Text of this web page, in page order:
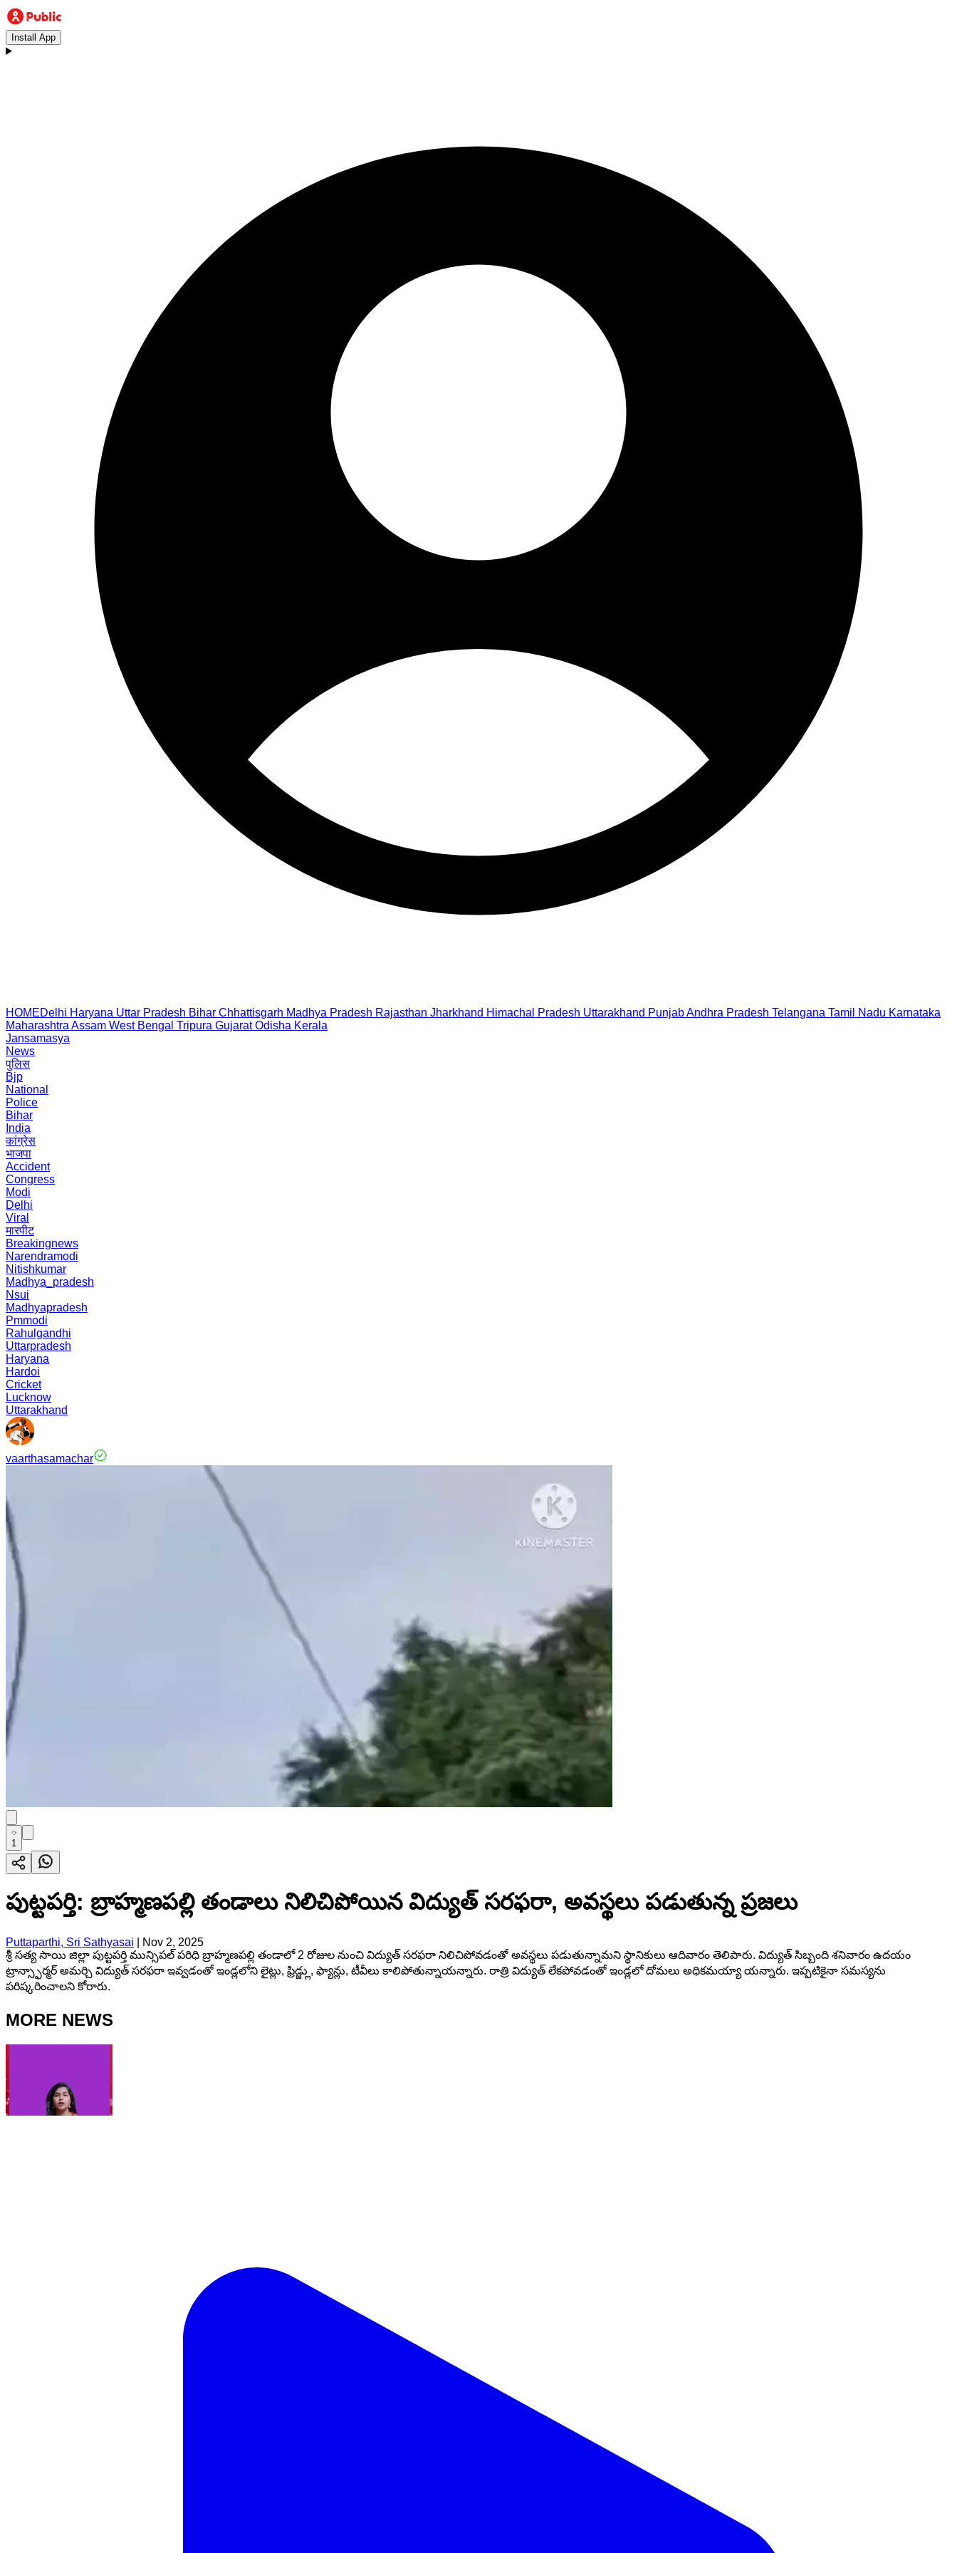
Install App
HOMEDelhi Haryana Uttar Pradesh Bihar Chhattisgarh Madhya Pradesh Rajasthan Jharkhand Himachal Pradesh Uttarakhand PunjabAndhra Pradesh Telangana Tamil Nadu Karnataka
Maharashtra Assam West Bengal Tripura Gujarat Odisha Kerala
Jansamasya
News
पुलिस
Bjp
National
Police
Bihar
India
कांग्रेस
भाजपा
Accident
Congress
Modi
Delhi
Viral
मारपीट
Breakingnews
Narendramodi
Nitishkumar
Madhya_pradesh
Nsui
Madhyapradesh
Pmmodi
Rahulgandhi
Uttarpradesh
Haryana
Hardoi
Cricket
Lucknow
Uttarakhand
vaarthasamachar
1
పుట్టపర్తి: బ్రాహ్మణపల్లి తండాలు నిలిచిపోయిన విద్యుత్ సరఫరా, అవస్థలు పడుతున్న ప్రజలు
Puttaparthi, Sri Sathyasai
Nov 2, 2025
శ్రీ సత్య సాయి జిల్లా పుట్టపర్తి మున్సిపల్ పరిధి బ్రాహ్మణపల్లి తండాలో 2 రోజుల నుంచి విద్యుత్ సరఫరా నిలిచిపోవడంతో అవస్థలు పడుతున్నామని స్థానికులు ఆదివారం తెలిపారు. విద్యుత్ సిబ్బంది శనివారం ఉదయం
ట్రాన్స్ఫార్మర్ అమర్చి విద్యుత్ సరఫరా ఇవ్వడంతో ఇండ్లలోని లైట్లు, ఫ్రిడ్జ్లు, ఫ్యాన్లు, టీవీలు కాలిపోతున్నాయన్నారు. రాత్రి విద్యుత్ లేకపోవడంతో ఇండ్లలో దోమలు అధికమయ్యా యన్నారు. ఇప్పటికైనా సమస్యను
పరిష్కరించాలని కోరారు.
MORE NEWS